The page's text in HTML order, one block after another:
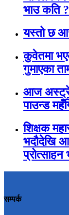
भाउ कति ?
यस्तो छ
कुवेतमा
गुमाएका
आज
पाउन्ड
शिक्षक
भदौदेखि
प्रोत्साहन
सम्पर्क